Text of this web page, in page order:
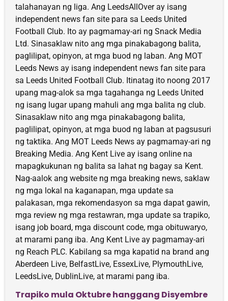
talahanayan ng liga. Ang LeedsAllOver ay isang
independent news fan site para sa Leeds United
Football Club. Ito ay pagmamay-ari ng Snack Media
Ltd. Sinasaklaw nito ang mga pinakabagong balita,
paglilipat, opinyon, at mga buod ng laban. Ang MOT
Leeds News ay isang independent news fan site para
sa Leeds United Football Club. Itinatag ito noong 2017
upang mag-alok sa mga tagahanga ng Leeds United
ng isang lugar upang mahuli ang mga balita ng club.
Sinasaklaw nito ang mga pinakabagong balita,
paglilipat, opinyon, at mga buod ng laban at pagsusuri
ng taktika. Ang MOT Leeds News ay pagmamay-ari ng
Breaking Media. Ang Kent Live ay isang online na
mapagkukunan ng balita sa lahat ng bagay sa Kent.
Nag-aalok ang website ng mga breaking news, saklaw
ng mga lokal na kaganapan, mga update sa
palakasan, mga rekomendasyon sa mga dapat gawin,
mga review ng mga restawran, mga update sa trapiko,
isang job board, mga discount code, mga obituwaryo,
at marami pang iba. Ang Kent Live ay pagmamay-ari
ng Reach PLC. Kabilang sa mga kapatid na brand ang
Aberdeen Live, BelfastLive, EssexLive, PlymouthLive,
LeedsLive, DublinLive, at marami pang iba.
Trapiko mula Oktubre hanggang Disyembre